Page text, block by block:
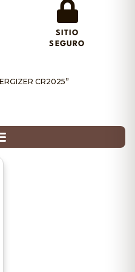
WhatsApp
SITIO
SEGURO
CR2025”